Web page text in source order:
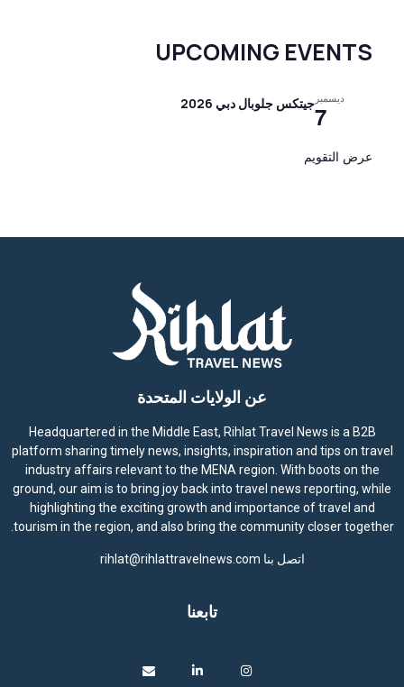
UPCOMING EVENTS
ديسمبر
7جيتكس جلوبال دبي 2026
عرض التقويم
عن الولايات المتحدة
Headquartered in the Middle East, Rihlat Travel News is a B2B
platform sharing timely news, insights, inspiration and tips on travel
industry affairs relevant to the MENA region. With boots on the
ground, our aim is to bring joy back into travel news reporting, while
highlighting the exciting growth and importance of travel and
tourism in the region, and also bring the community closer together.
اتصل بنا rihlat@rihlattravelnews.com
تابعنا